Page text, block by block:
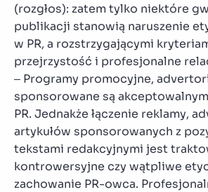
(rozgłos): zatem tylko niektóre
publikacji stanowią naruszenie
w PR, a rozstrzygającymi
przejrzystość i profesjonalne
– Programy promocyjne,
sponsorowane są
PR. Jednakże łączenie reklamy,
artykułów sponsorowanych z
tekstami redakcyjnymi jest
kontrowersyjne czy wątpliwe
zachowanie PR-owca.